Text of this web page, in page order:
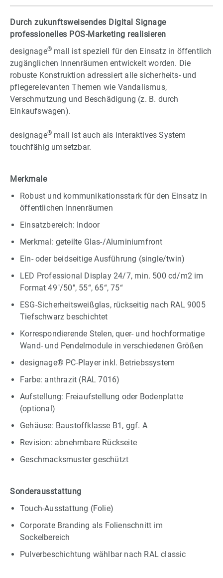
Durch zukunftsweisendes Digital Signage
professionelles POS-Marketing realisieren
designage® mall ist speziell für den Einsatz in öffentlich
zugänglichen Innenräumen entwickelt worden. Die
robuste Konstruktion adressiert alle sicherheits- und
pflegerelevanten Themen wie Vandalismus,
Verschmutzung und Beschädigung (z. B. durch
Einkaufswagen).
designage® mall ist auch als interaktives System
touchfähig umsetzbar.
Merkmale
Robust und kommunikationsstark für den Einsatz in
öffentlichen Innenräumen
Einsatzbereich: Indoor
Merkmal: geteilte Glas-/Aluminiumfront
Ein- oder beidseitige Ausführung (single/twin)
LED Professional Display 24/7, min. 500 cd/m2 im
Format 49"/50", 55“, 65“, 75“
ESG-Sicherheitsweißglas, rückseitig nach RAL 9005
Tiefschwarz beschichtet
Korrespondierende Stelen, quer- und hochformatige
Wand- und Pendelmodule in verschiedenen Größen
designage® PC-Player inkl. Betriebssystem
Farbe: anthrazit (RAL 7016)
Aufstellung: Freiaufstellung oder Bodenplatte
(optional)
Gehäuse: Baustoffklasse B1, ggf. A
Revision: abnehmbare Rückseite
Geschmacksmuster geschützt
Sonderausstattung
Touch-Ausstattung (Folie)
Corporate Branding als Folienschnitt im
Sockelbereich
Pulverbeschichtung wählbar nach RAL classic